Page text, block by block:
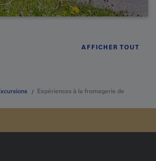
AFFICHER TOUT
Expériences à la fromagerie de